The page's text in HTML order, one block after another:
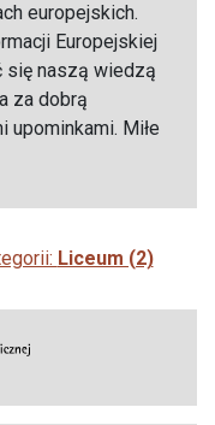
europejskich.
Europejskiej
się naszą wiedzą
za dobrą
Miłe
Liceum (2)